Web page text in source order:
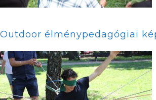
Outdoor élménypedagógiai